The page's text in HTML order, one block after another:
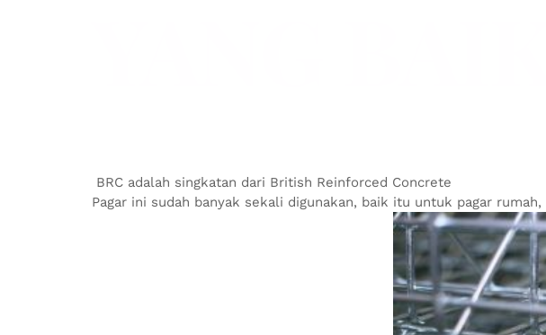
BRC adalah singkatan dari British Reinforced Concrete
Pagar ini sudah banyak sekali digunakan, baik itu untuk pagar